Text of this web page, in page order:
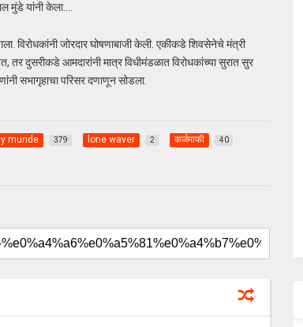
मुंडे यांनी केला….
विरोधकांनी जोरदार घोषणाबाजी केली. एकीकडे शिवसेनेचे मंत्री
दुसरीकडे आमदारांनी मात्र विधीमंडळात विरोधकांच्या सुरात सुर
सभागृहाचा परिसर दणाणून सोडला.
munde 379 lone waver 2 कर्जमाफी 40